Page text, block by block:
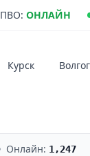
ПВО: ОНЛАЙН
Курск
Онлайн: 1,247